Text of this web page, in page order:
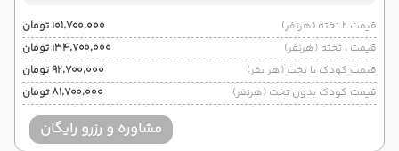
قیمت 2 تخته (هرنفر)
۱۰۱٬۷۰۰٬۰۰۰ تومان
قیمت 1 تخته (هرنفر)
۱۳۴٬۷۰۰٬۰۰۰ تومان
قیمت کودک با تخت (هر نفر)
۹۲٬۷۰۰٬۰۰۰ تومان
قیمت کودک بدون تخت (هرنفر)
۸۱٬۷۰۰٬۰۰۰ تومان
مشاوره و رزرو رایگان